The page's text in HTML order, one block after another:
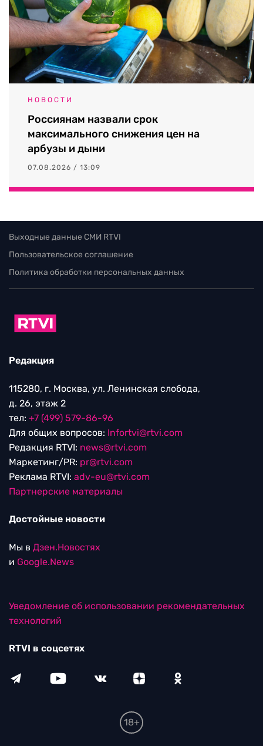
НОВОСТИ
Россиянам назвали срок
максимального снижения цен на
арбузы и дыни
07.08.2026 / 13:09
Выходные данные СМИ RTVI
Пользовательское соглашение
Политика обработки персональных данных
Редакция
115280, г. Москва, ул. Ленинская слобода,
д. 26, этаж 2
тел: +7 (499) 579-86-96
Для общих вопросов: Infortvi@rtvi.com
Редакция RTVI: news@rtvi.com
Маркетинг/PR: pr@rtvi.com
Реклама RTVI: adv-eu@rtvi.com
Партнерские материалы
Достойные новости
Мы в Дзен.Новостях
и Google.News
Уведомление об использовании рекомендательных
технологий
RTVI в соцсетях
18+